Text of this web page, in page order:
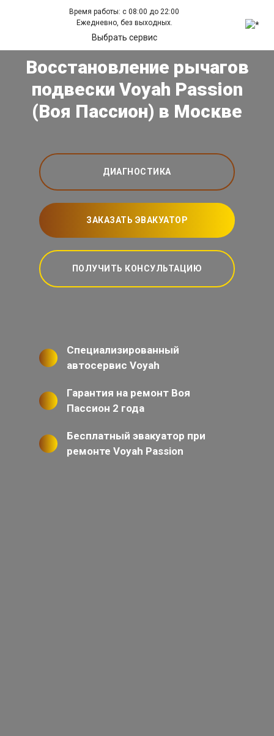
Время работы: с 08:00 до 22:00
Ежедневно, без выходных.
Выбрать сервис
Восстановление рычагов
подвески Voyah Passion
(Воя Пассион) в Москве
ДИАГНОСТИКА
ЗАКАЗАТЬ ЭВАКУАТОР
ПОЛУЧИТЬ КОНСУЛЬТАЦИЮ
Специализированный
автосервис Voyah
Гарантия на ремонт Воя
Пассион 2 года
Бесплатный эвакуатор при
ремонте Voyah Passion